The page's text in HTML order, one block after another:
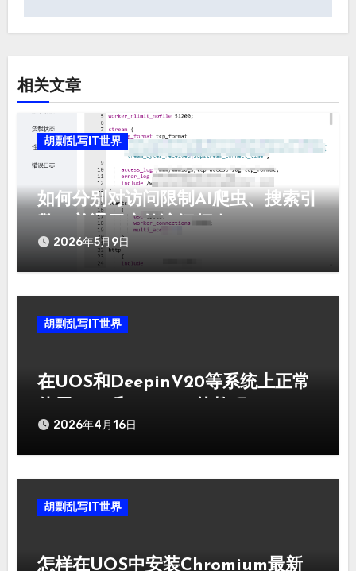
导
航
相关文章
胡剽乱写IT世界
如何分别对访问限制AI爬虫、搜索引
擎、普通用户的访问频次
2026年5月9日
胡剽乱写IT世界
在UOS和DeepinV20等系统上正常
2026年4月16日
胡剽乱写IT世界
怎样在UOS中安装Chromium最新